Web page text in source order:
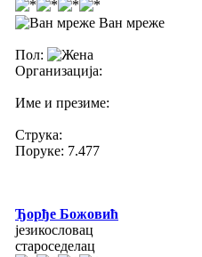
Ван мреже
Пол:
Организација:
Име и презиме:
Струка:
Поруке: 7.477
Ђорђе Божовић
језикословац
староседелац